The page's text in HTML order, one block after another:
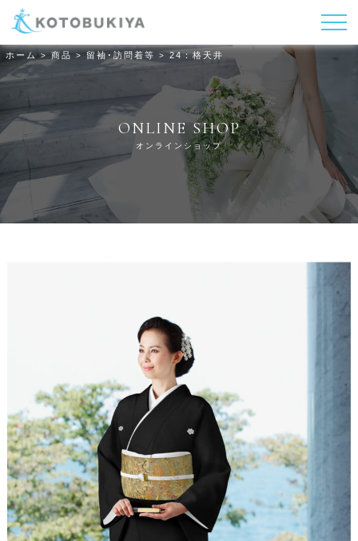
ホーム>商品 > 留袖･訪問着等 > 24：格天井
ONLINE SHOP
オンラインショップ